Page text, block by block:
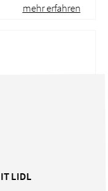
mehr erfahren
LIDL